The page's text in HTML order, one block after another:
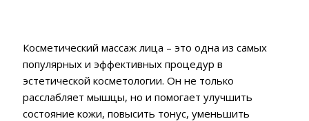
Косметический массаж лица – это одна из самых
популярных и эффективных процедур в
эстетической косметологии. Он не только
расслабляет мышцы, но и помогает улучшить
состояние кожи, повысить тонус, уменьшить